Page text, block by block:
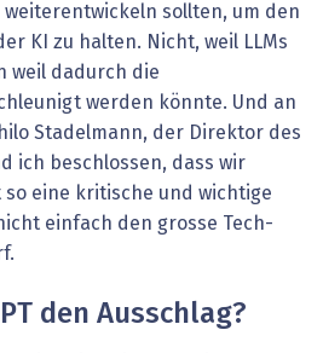
sollten, um den
KI zu halten. Nicht, weil LLMs
weil dadurch die
werden könnte. Und an
Stadelmann, der Direktor des
ich beschlossen, dass wir
so eine kritische und wichtige
einfach den grosse Tech-
den Ausschlag?